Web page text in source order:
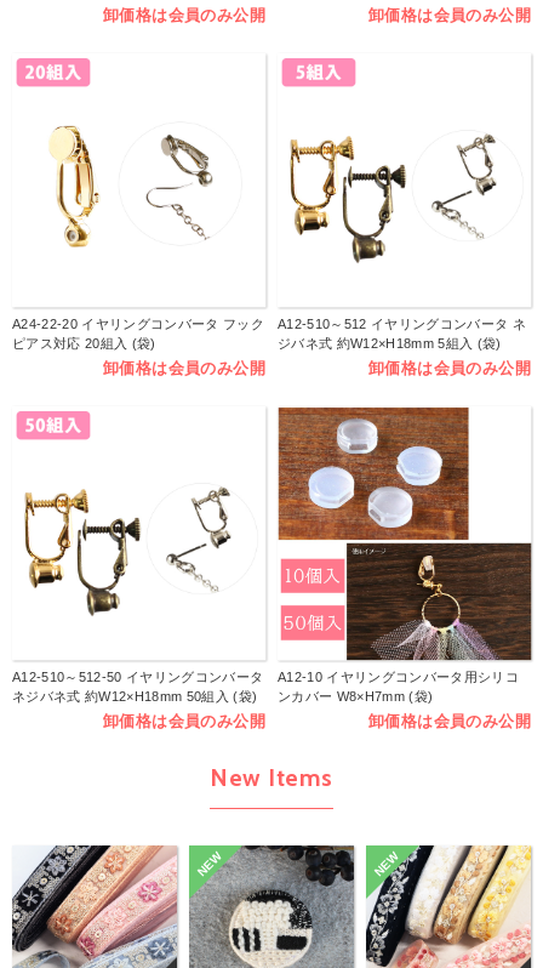
卸価格は会員のみ公開 卸価格は会員のみ公開
A24-22-20 イヤリングコンバータ フック
ピアス対応 20組入 (袋)
卸価格は会員のみ公開
A12-510～512 イヤリングコンバータ ネ
ジバネ式 約W12×H18mm 5組入 (袋)
卸価格は会員のみ公開
A12-510～512-50 イヤリングコンバータ
ネジバネ式 約W12×H18mm 50組入 (袋)
卸価格は会員のみ公開
A12-10 イヤリングコンバータ用シリコ
ンカバー W8×H7mm (袋)
卸価格は会員のみ公開
New Items
NEW NEW